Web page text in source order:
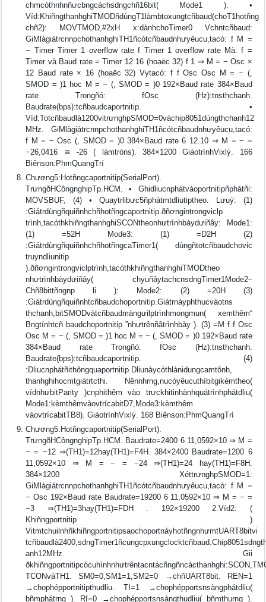
chmcóthnhnñưcbngcáchsdngchñ16bit( Mode1 ). •
Víd:KhiñngthanhghiTMODñdùngT1làmbtoxungtcñbaud(choT1hotñng
chñ2): MOVTMOD,#2xH x:dànhchoTimer0 Vchntcñbaud:
GiMlàgiátrcnnpchothanhghiTH1ñcótcñbaudnhưyêucu,tacó: f M =
− Timer Timer 1 overflow rate f Timer 1 overflow rate Mà: f =
Timer và Baud rate = Timer 12 16 (hoaëc 32) f 1 ⇒ M = − Osc ×
12 Baud rate × 16 (hoaëc 32) Vytacó: f f Osc Osc M = − (,
SMOD = )1 hoc M = − (, SMOD = )0 192×Baud rate 384×Baud
rate Trongñó: fOsc (Hz):tnsthchanh.
Baudrate(bps):tcñbaudcaportnitip. •
Víd:Totcñbaudlà1200vitrưnghpSMOD=0vàchip8051dùngthchanh12
MHz. GiMlàgiátrcnnpchothanhghiTH1ñcótcñbaudnhưyêucu,tacó:
f M = − Osc (, SMOD = )0 384×Baud rate 6 12.10 ⇒ M = − =
−26,0416 ≅ -26 ( làmtròns). 384×1200 GiáotrìnhVixlý. 166
Biênson:PhmQuangTrí
Chương5:Hotñngcaportnitip(SerialPort).
TrưngðHCôngnghipTp.HCM. • Ghidliucnphátvàoportnitipñphátñi:
MOVSBUF, (4) • Quaytrlibưc5ñphátmtdliutiptheo. Lưuý: (1)
:Giátrdùngñquiñnhchñhotñngcaportnitip.ðñơngintrongviclp
trình,tacóthkhiñngthanhghiSCONtheonhưtrìnhbàydưiñây: Mode1:
(1) =52H Mode3: (1) =D2H (2)
:GiátrdùngñquiñnhchñhotñngcaTimer1( dùngñtotcñbaudchovic
truyndliunitip
).ðñơngintrongviclptrình,tacóthkhiñngthanhghiTMODtheo
nhưtrìnhbàydưiñây( chyuñâytachcnsdngTimer1Mode2–
Chñ8bittñngnp li ): Mode2: (2) =20H (3)
:Giátrdùngñquiñnhtcñbaudchoportnitip.Giátrnàyphthucvàotns
thchanh,bitSMODvàtcñbaudmàngưilptrìnhmongmun( xemthêm“
Bngtínhtcñ baudchoportnitip ”nhưtrênñãtrìnhbày ). (3) =M f f Osc
Osc M = − (, SMOD = )1 hoc M = − (, SMOD = )0 192×Baud rate
384×Baud rate Trongñó: fOsc (Hz):tnsthchanh.
Baudrate(bps):tcñbaudcaportnitip. (4)
:Dliucnphátñithôngquaportnitip.Dliunàycóthlànidungcamtônh,
thanhghihocmtgiátrtcthi. Nênnhrng,nucóyêucuthìbitgikèmtheo(
vídnhưbitParity )cnphithêm vào trưckhitinhànhquátrìnhphátdliu(
Mode1:kèmthêmvàovtrícabitD7,Mode3:kèmthêm
vàovtrícabitTB8). GiáotrìnhVixlý. 168 Biênson:PhmQuangTrí
Chương5:Hotñngcaportnitip(SerialPort).
TrưngðHCôngnghipTp.HCM. Baudrate=2400 6 11,0592×10 ⇒ M =
− = −12 ⇒(TH1)=12hay(TH1)=F4H. 384×2400 Baudrate=1200 6
11,0592×10 ⇒ M = − = −24 ⇒(TH1)=24 hay(TH1)=F8H.
384×1200 XéttrưnghpSMOD=1:
GiMlàgiátrcnnpchothanhghiTH1ñcótcñbaudnhưyêucu,tacó: f M =
− Osc 192×Baud rate Baudrate=19200 6 11,0592×10 ⇒ M = − =
−3 ⇒(TH1)=3hay(TH1)=FDH . 192×19200 2.Víd2: (
Khiñngportnitip )
VitmtchuilnhñkhiñngportnitipsaochoportnàyhotñngnhưmtUART8bitvi
anh12MHz. Gii
TCONvàTH1. SM0=0,SM1=1,SM2=0 →chñUART8bit. REN=1
→chophépportnitipthudliu. TI=1 →chophépportsnsàngphátdliu(
bñmphátrng ). RI=0 →chophépportsnsàngthudliu( bñmthurng ).